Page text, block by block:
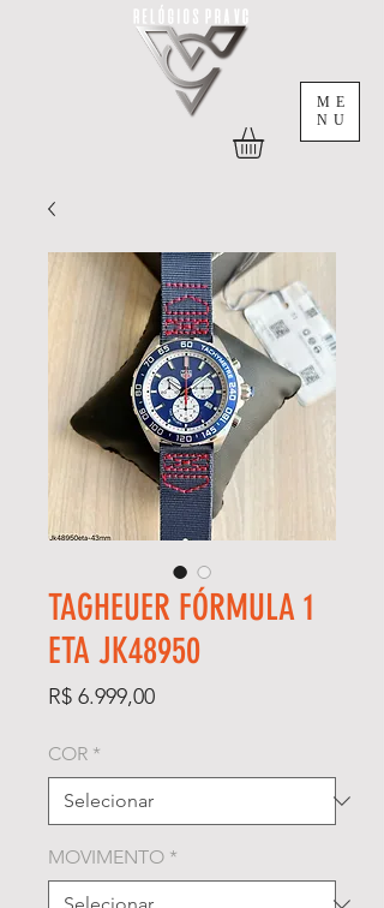
ME
NU
TAGHEUER FÓRMULA 1
ETA JK48950
R$ 6.999,00Preço
COR *
MOVIMENTO *